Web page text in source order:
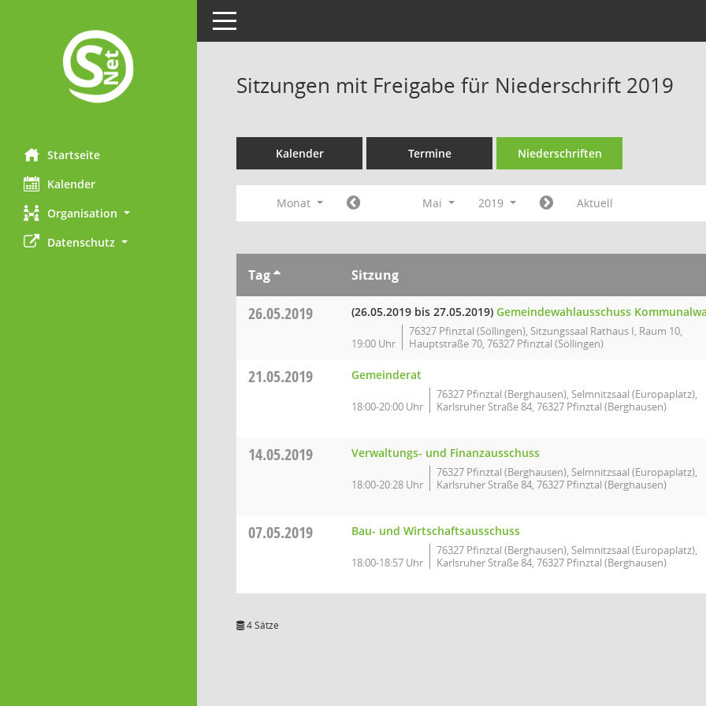
Startseite
Kalender
Organisation
Datenschutz
Toggle navigation
Sitzungen mit Freigabe für Niederschrift 2019
Kalender Termine Niederschriften
Monat Mai 2019 Aktuell
Tag Sitzung
26.05.2019 (26.05.2019 bis 27.05.2019) Gemeindewahlausschuss
19:00 Uhr
76327 Pfinztal (Söllingen), Sitzungssaal Rathaus I, Raum 10,
Hauptstraße 70, 76327 Pfinztal (Söllingen)
21.05.2019 Gemeinderat
18:00-20:00 Uhr
76327 Pfinztal (Berghausen), Selmnitzsaal (Europaplatz),
Karlsruher Straße 84, 76327 Pfinztal (Berghausen)
14.05.2019 Verwaltungs- und Finanzausschuss
18:00-20:28 Uhr
76327 Pfinztal (Berghausen), Selmnitzsaal (Europaplatz),
Karlsruher Straße 84, 76327 Pfinztal (Berghausen)
07.05.2019 Bau- und Wirtschaftsausschuss
18:00-18:57 Uhr
76327 Pfinztal (Berghausen), Selmnitzsaal (Europaplatz),
Karlsruher Straße 84, 76327 Pfinztal (Berghausen)
4 Sätze